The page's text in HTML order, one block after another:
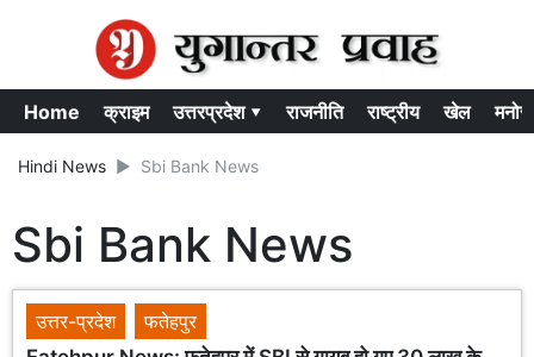
Home क्राइम उत्तरप्रदेश ▾ राजनीति राष्ट्रीय खेल
Hindi News Sbi Bank News
Sbi Bank News
उत्तर-प्रदेश
फतेहपुर